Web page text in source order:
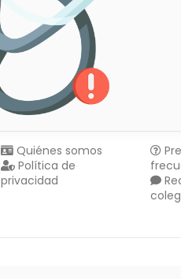
Quiénes somos
Política de
privacidad